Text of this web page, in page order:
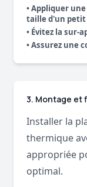
• Appliquer
taille d'un petit
• Évitez la sur-
• Assurez une
3. Montage et
Installer la
thermique
appropriée
optimal.